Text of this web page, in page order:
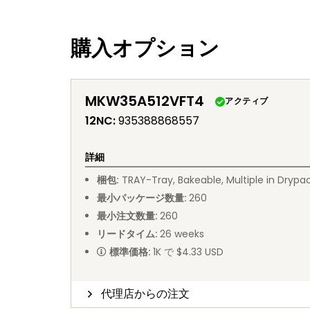
購入オプション
MKW35A512VFT4 アクティブ
12NC:935388868557
詳細
梱包: TRAY-Tray, Bakeable, Multiple in
最小パッケージ数量: 260
最小注文数量: 260
リードタイム: 26 weeks
標準価格: 1K で $4.33 USD
代理店からの注文